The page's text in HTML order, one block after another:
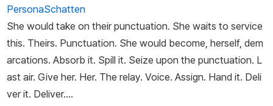
PersonaSchatten
She would take on their punctuation. She waits to service
this. Theirs. Punctuation. She would become, herself, dem
arcations. Absorb it. Spill it. Seize upon the punctuation. L
ast air. Give her. Her. The relay. Voice. Assign. Hand it. Deli
ver it. Deliver.